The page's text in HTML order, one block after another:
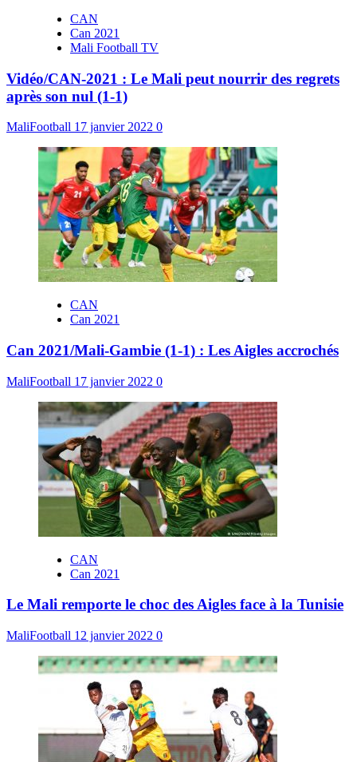
CAN
Can 2021
Mali Football TV
Vidéo/CAN-2021 : Le Mali peut nourrir des regrets
après son nul (1-1)
MaliFootball 17 janvier 2022 0
CAN
Can 2021
Can 2021/Mali-Gambie (1-1) : Les Aigles accrochés
MaliFootball 17 janvier 2022 0
CAN
Can 2021
Le Mali remporte le choc des Aigles face à la Tunisie
MaliFootball 12 janvier 2022 0